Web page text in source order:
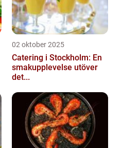
02 oktober 2025
Catering i Stockholm: En
smakupplevelse utöver
det...